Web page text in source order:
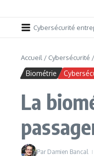
Cybersécurité
Accueil / Cybersécurité /
Biométrie
La
Par Damien Bancal